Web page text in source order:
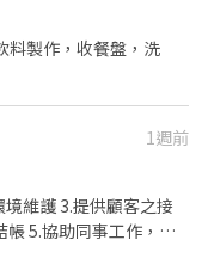
料製作，收餐盤，洗
1週前
維護 3.提供顧客之接
帳 5.協助同事工作，完